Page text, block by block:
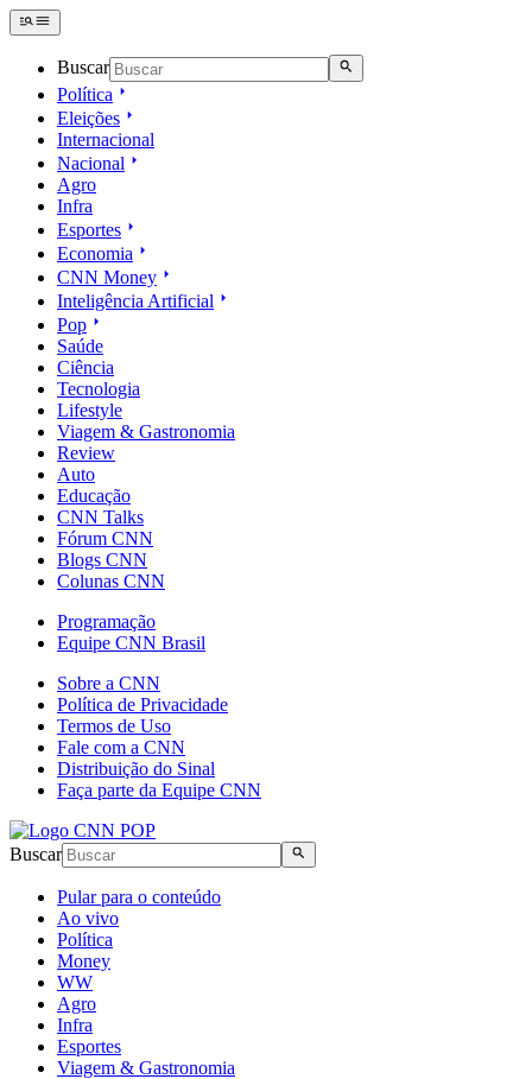
Buscar
Política
Eleições
Internacional
Nacional
Agro
Infra
Esportes
Economia
CNN Money
Inteligência Artificial
Pop
Saúde
Ciência
Tecnologia
Lifestyle
Viagem & Gastronomia
Review
Auto
Educação
CNN Talks
Fórum CNN
Blogs CNN
Colunas CNN
Programação
Equipe CNN Brasil
Sobre a CNN
Política de Privacidade
Termos de Uso
Fale com a CNN
Distribuição do Sinal
Faça parte da Equipe CNN
Buscar
Pular para o conteúdo
Ao vivo
Política
Money
WW
Agro
Infra
Esportes
Viagem & Gastronomia